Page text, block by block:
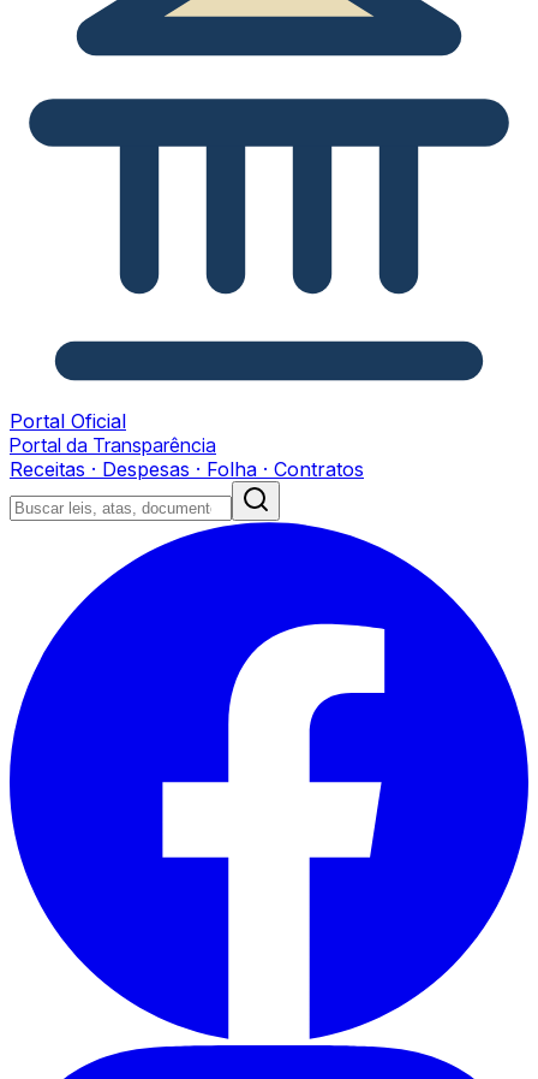
Portal Oficial
Portal da Transparência
Receitas · Despesas · Folha · Contratos